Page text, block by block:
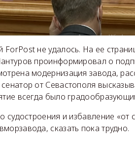
не удалось. На ее
проинформировал о
модернизация завода,
от Севастополя
всегда было
судостроения и избавление «от
сказать пока трудно.